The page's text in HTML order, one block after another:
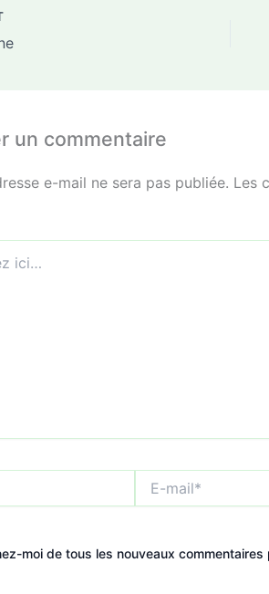
un commentaire
e-mail ne sera pas publiée. Les
mail*
moi de tous les nouveaux commentaires